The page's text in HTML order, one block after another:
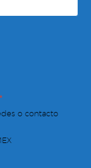
*
o contacto